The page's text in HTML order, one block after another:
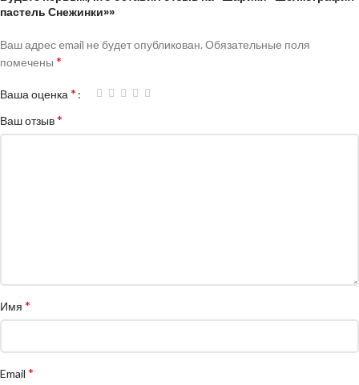
пастель Снежинки»»
Ваш адрес email не будет опубликован. Обязательные поля
помечены *
Ваша оценка *
Ваш отзыв*
Имя *
Email *